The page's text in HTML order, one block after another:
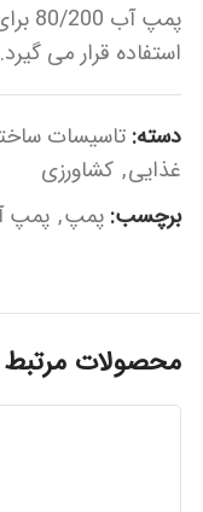
پمپ
استفاده قرار می گیرد.
دسته: تاسیسات
غذایی, کشاورزی
برچسب: پمپ, پمپ
محصولات مرتبط